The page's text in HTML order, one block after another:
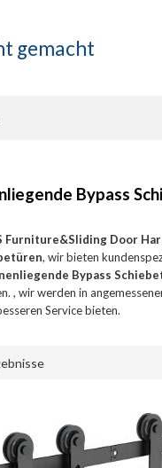
gemacht
Bypass
Furniture&Sliding Door
, wir bieten
Bypass
, wir werden in
Service bieten.